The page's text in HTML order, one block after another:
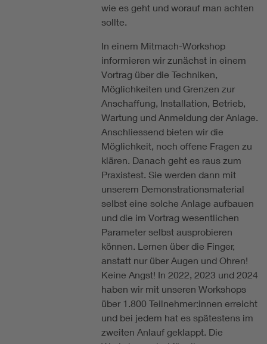
wie es geht und worauf man achten
sollte.
In einem Mitmach-Workshop
informieren wir zunächst in einem
Vortrag über die Techniken,
Möglichkeiten und Grenzen zur
Anschaffung, Installation, Betrieb,
Wartung und Anmeldung der Anlage.
Anschliessend bieten wir die
Möglichkeit, noch offene Fragen zu
klären. Danach geht es raus zum
Praxistest. Sie werden dann mit
unserem Demonstrationsmaterial
selbst eine solche Anlage aufbauen
und die im Vortrag wesentlichen
Parameter selbst ausprobieren
können. Lernen über die Finger,
anstatt nur über Augen und Ohren!
Keine Angst! In 2022, 2023 und 2024
haben wir mit unseren Workshops
über 1.800 Teilnehmer:innen erreicht
und bei jedem hat es spätestens im
zweiten Anlauf geklappt. Die